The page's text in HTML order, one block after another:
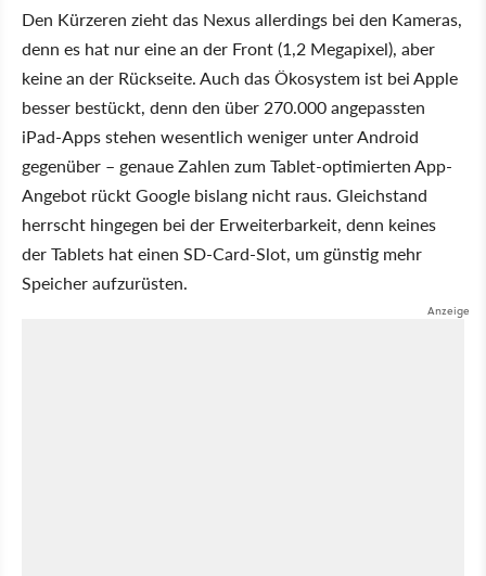
Den Kürzeren zieht das Nexus allerdings bei den Kameras,
denn es hat nur eine an der Front (1,2 Megapixel), aber
keine an der Rückseite. Auch das Ökosystem ist bei Apple
besser bestückt, denn den über 270.000 angepassten
iPad-Apps stehen wesentlich weniger unter Android
gegenüber – genaue Zahlen zum Tablet-optimierten App-
Angebot rückt Google bislang nicht raus. Gleichstand
herrscht hingegen bei der Erweiterbarkeit, denn keines
der Tablets hat einen SD-Card-Slot, um günstig mehr
Speicher aufzurüsten.